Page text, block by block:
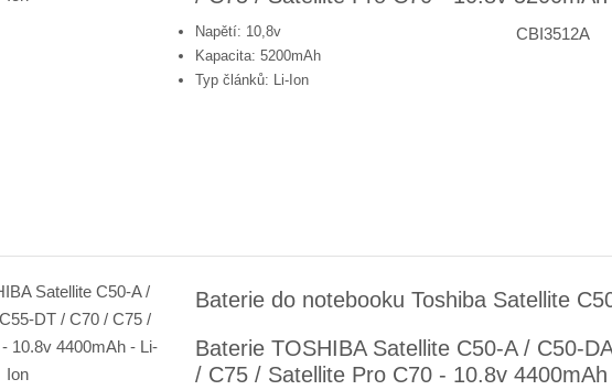
Napětí: 10,8v
Kapacita: 5200mAh
Typ článků: Li-Ion
CBI3512A
Baterie do notebooku Toshiba Satellite
Baterie TOSHIBA Satellite C50-A / C50-
/ C75 / Satellite Pro C70 - 10.8v